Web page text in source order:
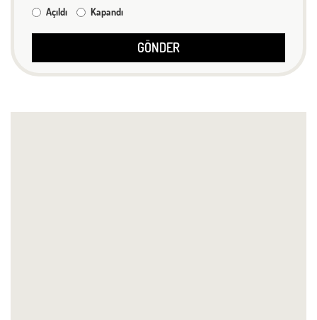
Caribou Coffee Zemin